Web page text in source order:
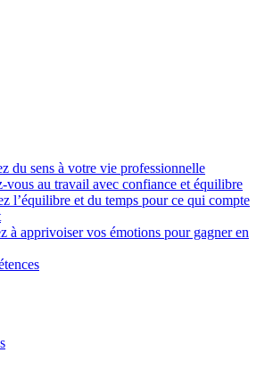
du sens à votre vie professionnelle
vous au travail avec confiance et équilibre
l’équilibre et du temps pour ce qui compte
à apprivoiser vos émotions pour gagner en